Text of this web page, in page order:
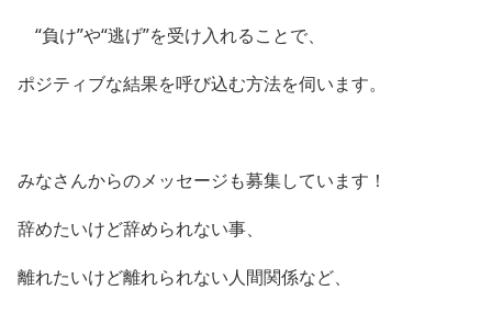
“負け”や“逃げ”を受け入れることで、
ポジティブな結果を呼び込む方法を伺います。
みなさんからのメッセージも募集しています！
辞めたいけど辞められない事、
離れたいけど離れられない人間関係など、